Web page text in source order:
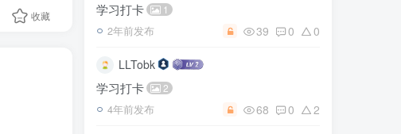
收藏 学习打卡 1
2年前发布 39 0 0
LLTobk
学习打卡 2
4年前发布 68 0 2